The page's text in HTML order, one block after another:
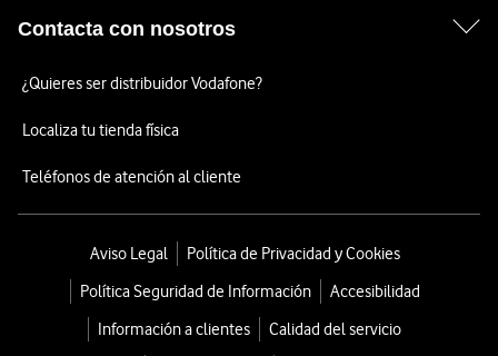
Contacta con nosotros
¿Quieres ser distribuidor Vodafone?
Localiza tu tienda física
Teléfonos de atención al cliente
Aviso Legal
Política de Privacidad y Cookies
Política Seguridad de Información
Accesibilidad
Información a clientes
Calidad del servicio